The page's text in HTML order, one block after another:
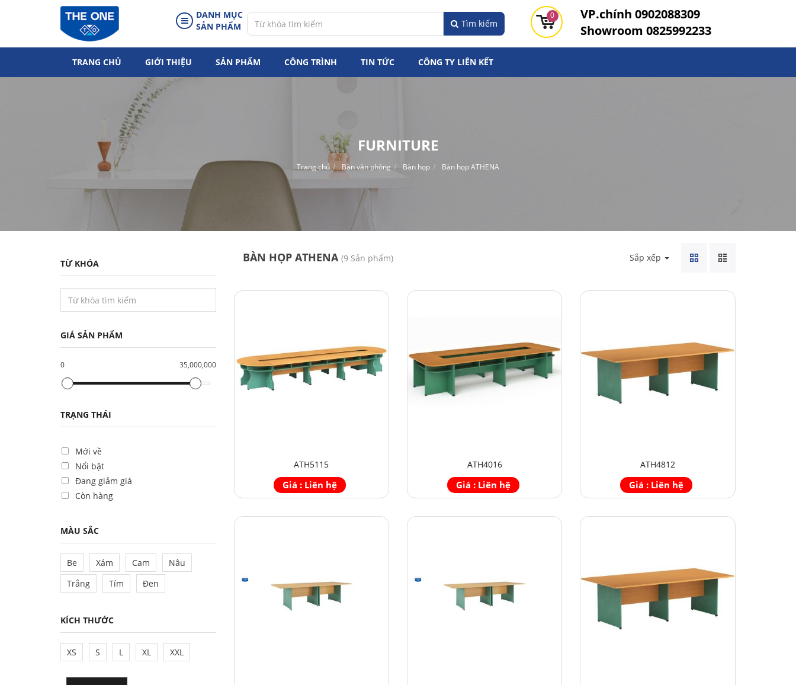
Tìm kiếm
DANH MỤC
SẢN PHẨM
0 VP.chính 0902088309
Showroom 0825992233
TRANG CHỦ GIỚI THIỆU SẢN PHẨM CÔNG TRÌNH TIN TỨC CÔNG TY LIÊN KẾT
FURNITURE
Trang chủ Bàn văn phòng Bàn họp Bàn họp ATHENA
TỪ KHÓA
GIÁ SẢN PHẨM
0 35,000,000
TRẠNG THÁI
Mới về
Nổi bật
Đang giảm giá
Còn hàng
MÀU SẮC
Be Xám Cam
Nâu
Trắng
Tím Đen
KÍCH THƯỚC
XS S L XL XXL
BÀN HỌP ATHENA (9 Sản phẩm) Sắp xếp
ATH5115
Giá : Liên hệ
ATH4016
Giá : Liên hệ
ATH4812
Giá : Liên hệ